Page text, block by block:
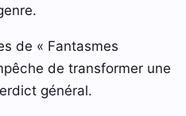
de « Fantasmes
de transformer une
général.